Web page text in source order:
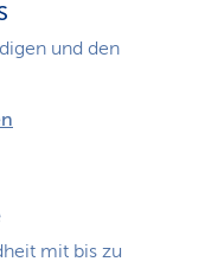
und den
mit bis zu